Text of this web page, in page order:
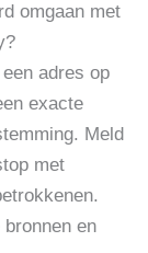
omgaan met
adres op
exacte
Meld
met
en